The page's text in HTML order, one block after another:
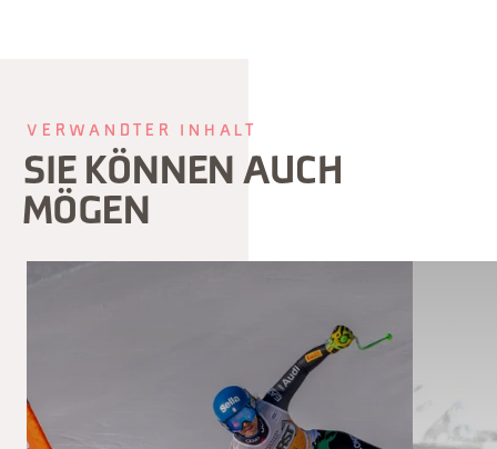
VERWANDTER INHALT
SIE KÖNNEN AUCH
MÖGEN